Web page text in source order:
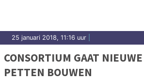
25 januari 2018, 11:16 uur
CONSORTIUM GAAT
PETTEN BOUWEN